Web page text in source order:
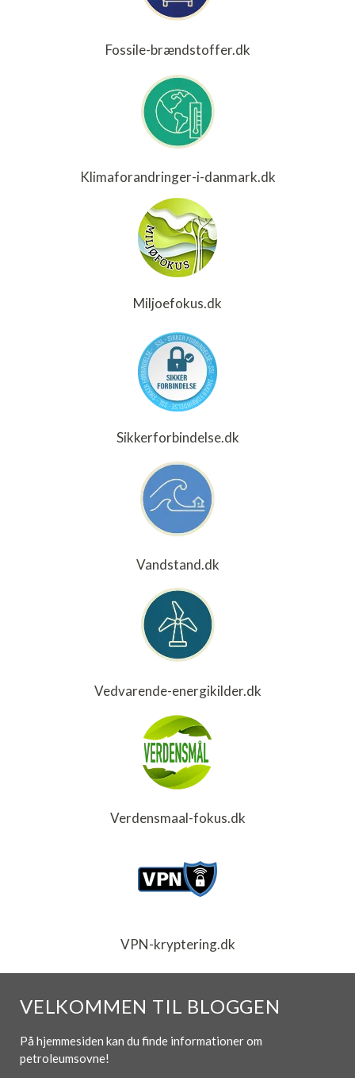
Fossile-brændstoffer.dk
Klimaforandringer-i-danmark.dk
Miljoefokus.dk
Sikkerforbindelse.dk
Vandstand.dk
Vedvarende-energikilder.dk
Verdensmaal-fokus.dk
VPN-kryptering.dk
VELKOMMEN TIL BLOGGEN
På hjemmesiden kan du finde informationer om
petroleumsovne!